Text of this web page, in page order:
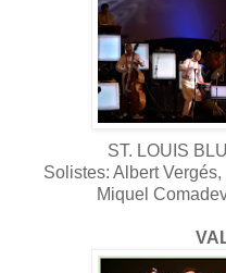
ST. LOUIS
Solistes: Albert
Miquel